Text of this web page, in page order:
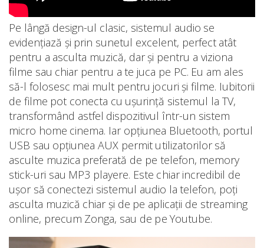
Pe lângă design-ul clasic, sistemul audio se
evidențiază și prin sunetul excelent, perfect atât
pentru a asculta muzică, dar și pentru a viziona
filme sau chiar pentru a te juca pe PC. Eu am ales
să-l folosesc mai mult pentru jocuri și filme. Iubitorii
de filme pot conecta cu ușurință sistemul la TV,
transformând astfel dispozitivul într-un sistem
micro home cinema. Iar opțiunea Bluetooth, portul
USB sau opțiunea AUX permit utilizatorilor să
asculte muzica preferată de pe telefon, memory
stick-uri sau MP3 playere. Este chiar incredibil de
ușor să conectezi sistemul audio la telefon, poți
asculta muzică chiar și de pe aplicații de streaming
online, precum Zonga, sau de pe Youtube.